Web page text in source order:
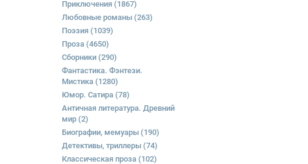
Приключения (1867)
Любовные романы (263)
Поэзия (1039)
Проза (4650)
Сборники (290)
Фантастика. Фэнтези.
Мистика (1280)
Юмор. Сатира (78)
Античная литература. Древний
мир (2)
Биографии, мемуары (190)
Детективы, триллеры (74)
Классическая проза (102)